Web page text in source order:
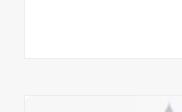
XVI: reactie op München misbruikrapport